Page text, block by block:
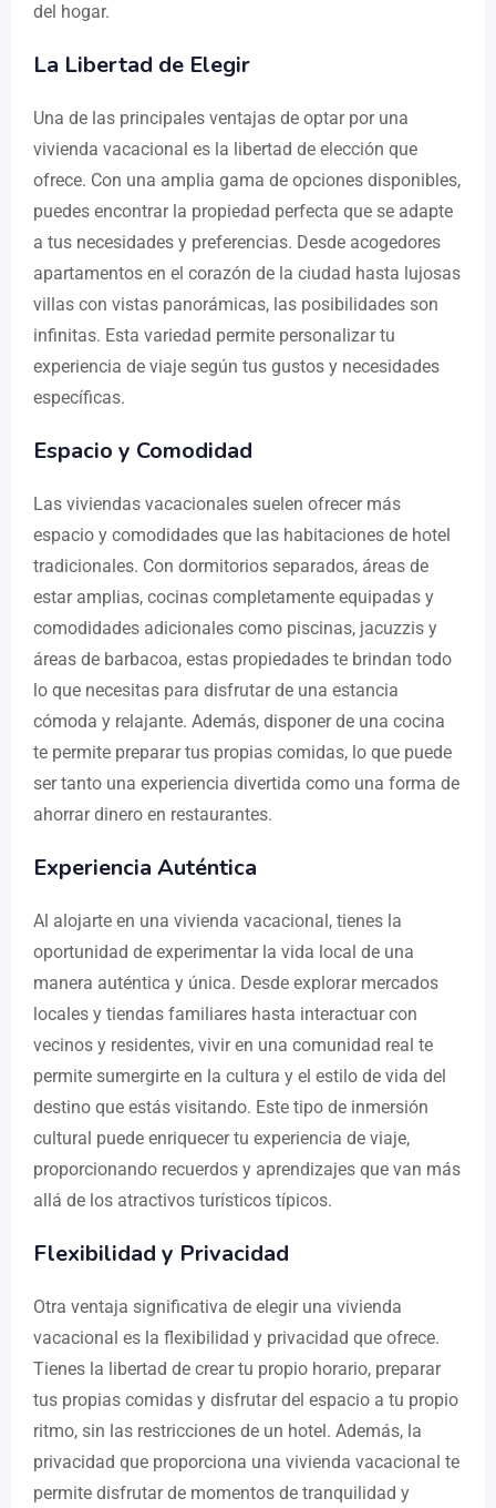
del hogar.
La Libertad de Elegir
Una de las principales ventajas de optar por una
vivienda vacacional es la libertad de elección que
ofrece. Con una amplia gama de opciones disponibles,
puedes encontrar la propiedad perfecta que se adapte
a tus necesidades y preferencias. Desde acogedores
apartamentos en el corazón de la ciudad hasta lujosas
villas con vistas panorámicas, las posibilidades son
infinitas. Esta variedad permite personalizar tu
experiencia de viaje según tus gustos y necesidades
específicas.
Espacio y Comodidad
Las viviendas vacacionales suelen ofrecer más
espacio y comodidades que las habitaciones de hotel
tradicionales. Con dormitorios separados, áreas de
estar amplias, cocinas completamente equipadas y
comodidades adicionales como piscinas, jacuzzis y
áreas de barbacoa, estas propiedades te brindan todo
lo que necesitas para disfrutar de una estancia
cómoda y relajante. Además, disponer de una cocina
te permite preparar tus propias comidas, lo que puede
ser tanto una experiencia divertida como una forma de
ahorrar dinero en restaurantes.
Experiencia Auténtica
Al alojarte en una vivienda vacacional, tienes la
oportunidad de experimentar la vida local de una
manera auténtica y única. Desde explorar mercados
locales y tiendas familiares hasta interactuar con
vecinos y residentes, vivir en una comunidad real te
permite sumergirte en la cultura y el estilo de vida del
destino que estás visitando. Este tipo de inmersión
cultural puede enriquecer tu experiencia de viaje,
proporcionando recuerdos y aprendizajes que van más
allá de los atractivos turísticos típicos.
Flexibilidad y Privacidad
Otra ventaja significativa de elegir una vivienda
vacacional es la flexibilidad y privacidad que ofrece.
Tienes la libertad de crear tu propio horario, preparar
tus propias comidas y disfrutar del espacio a tu propio
ritmo, sin las restricciones de un hotel. Además, la
privacidad que proporciona una vivienda vacacional te
permite disfrutar de momentos de tranquilidad y